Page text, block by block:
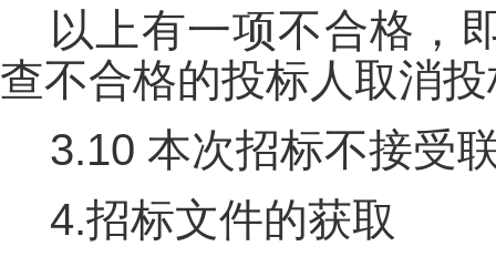
以上有一项不合格，
查不合格的投标人取消
3.10 本次招标不接受
4.招标文件的获取